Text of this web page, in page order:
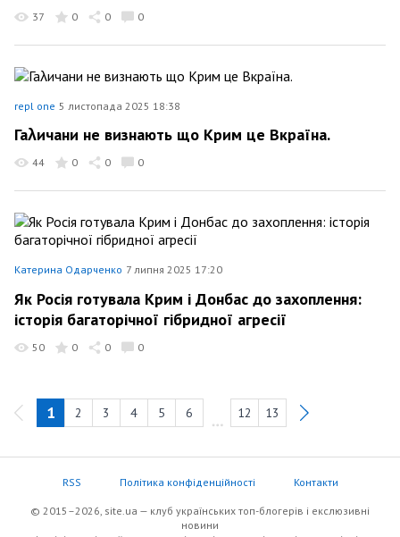
37 0 0 0
repl one 5 листопада 2025 18:38
Гаλичани не визнають що Крим це Вкраїна.
44 0 0 0
Катерина Одарченко 7 липня 2025 17:20
Як Росія готувала Крим і Донбас до захоплення:
історія багаторічної гібридної агресії
50 0 0 0
1 2 3 4 5 6 12 13
RSS Політика конфіденційності Контакти
© 2015–2026, site.ua — клуб українських топ-блогерів i екслюзивнi
новини